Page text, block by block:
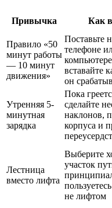
Привычка Как
Правило «50
минут работы
— 10 минут
движения»
Поставьте
телефоне
вставайте
он
Утренняя 5-
минутная
зарядка
Пока
сделайте
наклонов,
корпуса и
Лестница
вместо лифта
Выберите
участок
не лифтом